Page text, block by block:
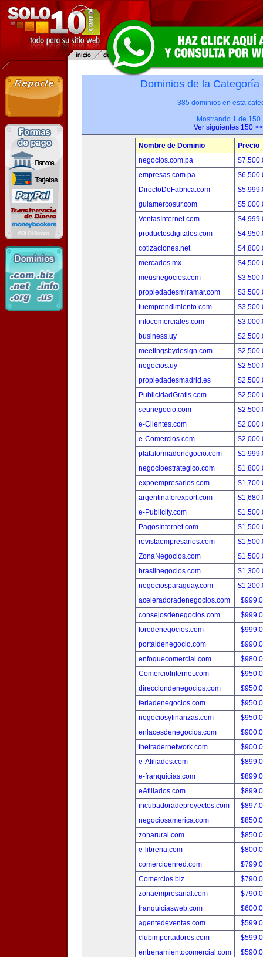
Dominios de la
385 dominios en esta
Mostrando 1 de 150
Ver siguientes 150 >>
Nombre de Dominio
Precio
negocios.com.pa
empresas.com.pa
DirectoDeFabrica.com
guiamercosur.com
VentasInternet.com
productosdigitales.com
cotizaciones.net
mercados.mx
meusnegocios.com
propiedadesmiramar.com
tuemprendimiento.com
infocomerciales.com
business.uy
meetingsbydesign.com
negocios.uy
propiedadesmadrid.es
PublicidadGratis.com
seunegocio.com
e-Clientes.com
e-Comercios.com
plataformadenegocio.com
negocioestrategico.com
expoempresarios.com
argentinaforexport.com
e-Publicity.com
PagosInternet.com
revistaempresarios.com
ZonaNegocios.com
brasilnegocios.com
negociosparaguay.com
aceleradoradenegocios.com
consejosdenegocios.com
forodenegocios.com
portaldenegocio.com
enfoquecomercial.com
ComercioInternet.com
direcciondenegocios.com
feriadenegocios.com
negociosyfinanzas.com
enlacesdenegocios.com
thetradernetwork.com
e-Afiliados.com
e-franquicias.com
eAfiliados.com
incubadoradeproyectos.com
negociosamerica.com
zonarural.com
e-libreria.com
comercioenred.com
Comercios.biz
zonaempresarial.com
franquiciasweb.com
agentedeventas.com
clubimportadores.com
entrenamientocomercial.com